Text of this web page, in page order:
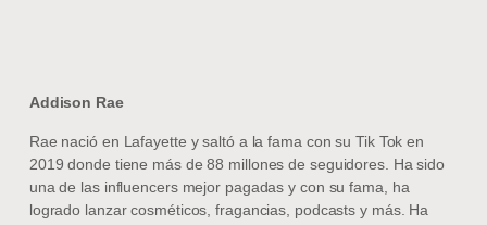
Addison Rae
Rae nació en Lafayette y saltó a la fama con su Tik Tok en
2019 donde tiene más de 88 millones de seguidores. Ha sido
una de las influencers mejor pagadas y con su fama, ha
logrado lanzar cosméticos, fragancias, podcasts y más. Ha